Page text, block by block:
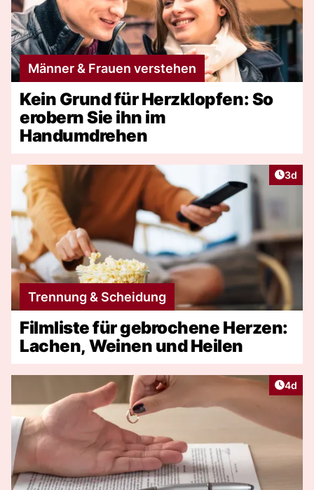
Männer & Frauen verstehen
Kein Grund für Herzklopfen: So
erobern Sie ihn im
Handumdrehen
3d
Trennung & Scheidung
Filmliste für gebrochene Herzen:
Lachen, Weinen und Heilen
4d